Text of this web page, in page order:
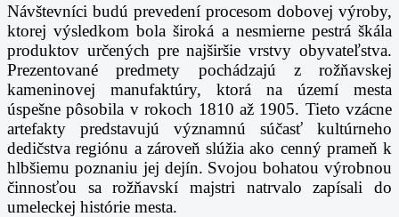
Návštevníci budú prevedení procesom dobovej výroby,
ktorej výsledkom bola široká a nesmierne pestrá škála
produktov určených pre najširšie vrstvy obyvateľstva.
Prezentované predmety pochádzajú z rožňavskej
kameninovej manufaktúry, ktorá na území mesta
úspešne pôsobila vrokoch 1810 až 1905. Tieto vzácne
artefakty predstavujú významnú súčasť kultúrneho
dedičstvaregiónu a zároveň slúžia ako cenný prameň k
hlbšiemu poznaniu jej dejín. Svojou bohatou výrobnou
činnosťou sa rožňavskí majstri natrvalo zapísali do
umeleckej histórie mesta.